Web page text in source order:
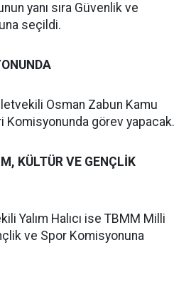
yanı sıra Güvenlik ve
seçildi.
Osman Zabun Kamu
Komisyonunda görev yapacak.
KÜLTÜR VE GENÇLİK
Yalım Halıcı ise TBMM Milli
ve Spor Komisyonuna